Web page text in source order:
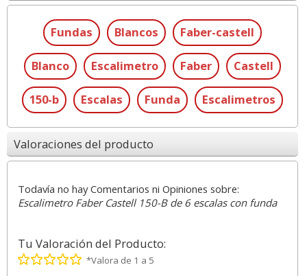
Fundas Blancos Faber-castell
Blanco Escalimetro Faber Castell
150-b Escalas Funda Escalimetros
Valoraciones del producto
Todavía no hay Comentarios ni Opiniones sobre:
Escalimetro Faber Castell 150-B de 6 escalas con funda
Tu Valoración del Producto:
*Valora de 1 a 5